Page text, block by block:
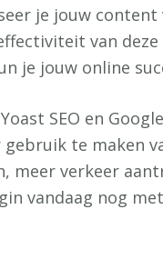
je jouw
van
je jouw online
SEO en
gebruik te maken
meer verkeer
vandaag nog